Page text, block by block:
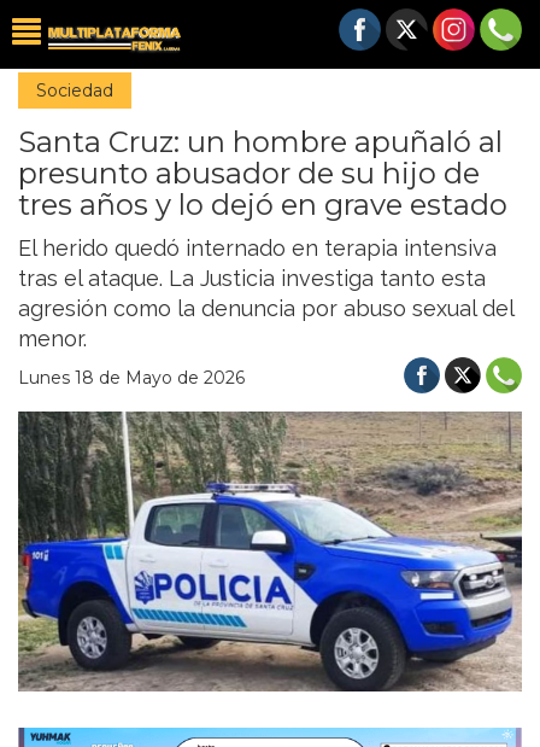
Sociedad
Santa Cruz: un hombre apuñaló al
presunto abusador de su hijo de
tres años y lo dejó en grave estado
El herido quedó internado en terapia intensiva
tras el ataque. La Justicia investiga tanto esta
agresión como la denuncia por abuso sexual del
menor.
Lunes 18 de Mayo de 2026